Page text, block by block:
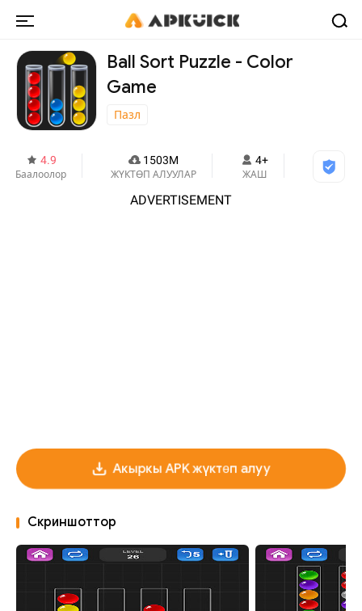
Ball Sort Puzzle - Color
Game
Пазл
4.9
Баалоолор
1503M
ЖҮКТӨП АЛУУЛАР
4+
ЖАШ
ADVERTISEMENT
Акыркы APK жүктөп алуу
Скриншоттор